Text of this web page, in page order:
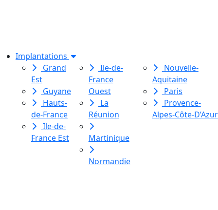
Implantations
Grand
Est
Guyane
Hauts-
de-France
Ile-de-
France Est
Ile-de-
France
Ouest
La
Réunion
Martinique
Normandie
Nouvelle-
Aquitaine
Paris
Provence-
Alpes-Côte-D’Azur